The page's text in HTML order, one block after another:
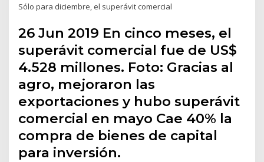
Sólo para diciembre, el superávit comercial
26 Jun 2019 En cinco meses, el
superávit comercial fue de US$
4.528 millones. Foto: Gracias al
agro, mejoraron las
exportaciones y hubo superávit
comercial en mayo Cae 40% la
compra de bienes de capital
para inversión.